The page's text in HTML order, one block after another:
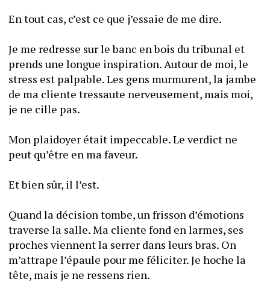
En tout cas, c’est ce que j’essaie de me dire.
Je me redresse sur le banc en bois du tribunal et
prends une longue inspiration. Autour de moi, le
stress est palpable. Les gens murmurent, la jambe
de ma cliente tressaute nerveusement, mais moi,
je ne cille pas.
Mon plaidoyer était impeccable. Le verdict ne
peut qu’être en ma faveur.
Et bien sûr, il l’est.
Quand la décision tombe, un frisson d’émotions
traverse la salle. Ma cliente fond en larmes, ses
proches viennent la serrer dans leurs bras. On
m’attrape l’épaule pour me féliciter. Je hoche la
tête, mais je ne ressens rien.